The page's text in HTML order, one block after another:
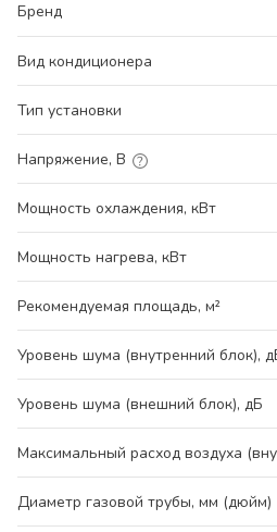
Бренд
Вид кондиционера
Тип установки
Напряжение, В
Мощность охлаждения, кВт
Мощность нагрева, кВт
Рекомендуемая площадь, м²
Уровень шума (внутренний блок),
Уровень шума (внешний блок), дБ
Максимальный расход воздуха
Диаметр газовой трубы, мм (дюйм)